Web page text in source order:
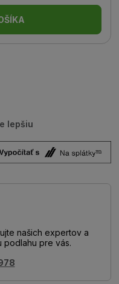
lepšiu
našich expertov a
podlahu pre vás.